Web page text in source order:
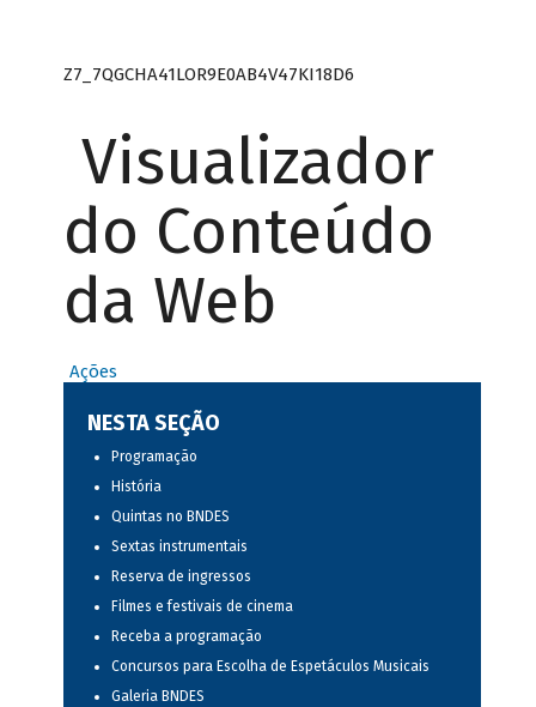
Z7_7QGCHA41LOR9E0AB4V47KI18D6
Visualizador
do Conteúdo
da Web
Ações
NESTA SEÇÃO
Programação
História
Quintas no BNDES
Sextas instrumentais
Reserva de ingressos
Filmes e festivais de cinema
Receba a programação
Concursos para Escolha de Espetáculos Musicais
Galeria BNDES